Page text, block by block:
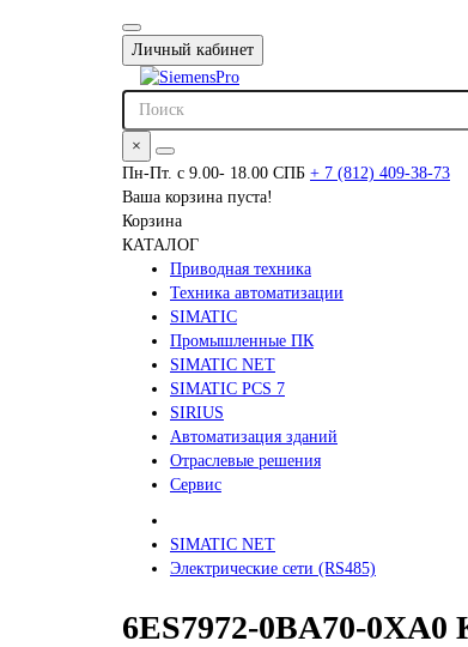
Личный кабинет
×
Пн-Пт. с 9.00- 18.00 СПБ + 7 (812) 409-38-73
Ваша корзина пуста!
Корзина
КАТАЛОГ
Приводная техника
Техника автоматизации
SIMATIC
Промышленные ПК
SIMATIC NET
SIMATIC PCS 7
SIRIUS
Автоматизация зданий
Отраслевые решения
Сервис
SIMATIC NET
Электрические сети (RS485)
6ES7972-0BA70-0XA0